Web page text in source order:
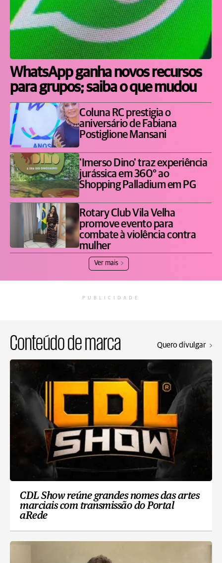
WhatsApp ganha novos recursos
para grupos; saiba o que mudou
Coluna RC prestigia o
aniversário de Fabiana
Postiglione Mansani
'Imerso Dino' traz experiência
jurássica em 360° ao
Shopping Palladium em PG
Rotary Club Vila Velha
promove evento para
combate à violência contra
mulher
Ver mais
PUBLICIDADE
Conteúdo de marca Quero divulgar
CDL Show reúne grandes nomes das artes
marciais com transmissão do Portal
aRede